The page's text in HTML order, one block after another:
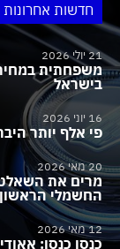
חדשות אחרונות
21 יולי 2026
בישראל
16 יוני 2026
פי אלף יותר
20 מאי 2026
החשמלי
12 מאי 2026